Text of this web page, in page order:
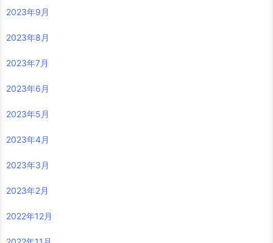
2023年9月
2023年8月
2023年7月
2023年6月
2023年5月
2023年4月
2023年3月
2023年2月
2022年12月